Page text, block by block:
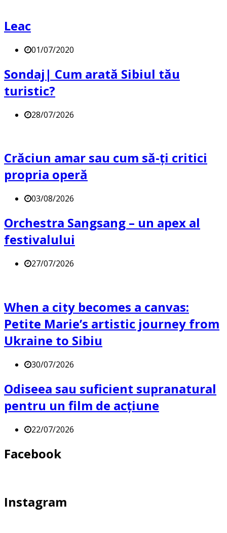
Leac
01/07/2020
Sondaj| Cum arată Sibiul tău
turistic?
28/07/2026
Crăciun amar sau cum să-ți critici
propria operă
03/08/2026
Orchestra Sangsang – un apex al
festivalului
27/07/2026
When a city becomes a canvas:
Petite Marie’s artistic journey from
Ukraine to Sibiu
30/07/2026
Odiseea sau suficient supranatural
pentru un film de acțiune
22/07/2026
Facebook
Instagram